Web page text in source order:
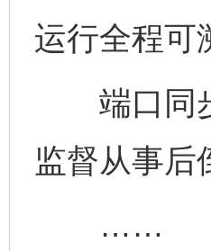
运行全程可
端口同步
监督从事后
……